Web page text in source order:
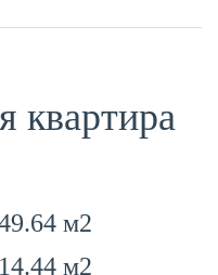
квартира
м2
14.44 м2